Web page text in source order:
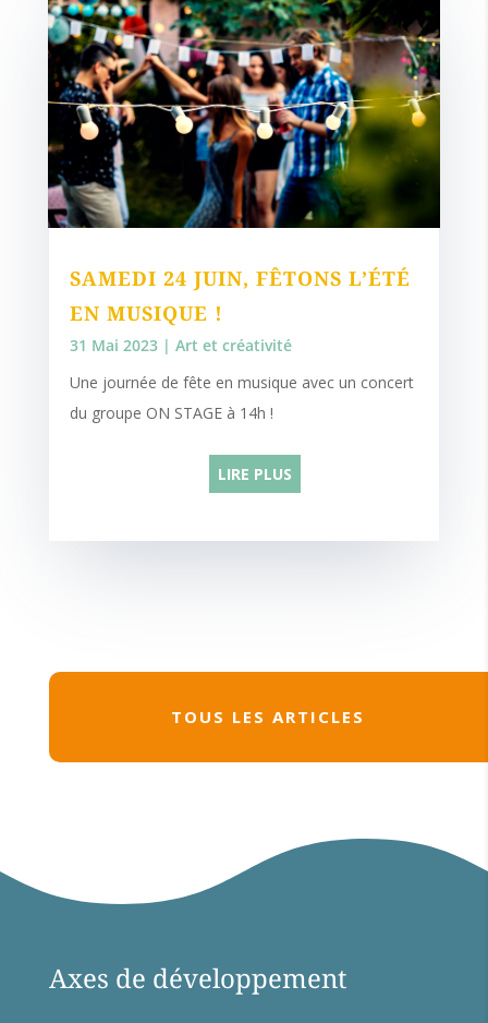
SAMEDI 24 JUIN, FÊTONS L’ÉTÉ
EN MUSIQUE !
31 Mai 2023| Art et créativité
Une journée de fête en musique avec un concert
du groupe ON STAGE à 14h !
LIRE PLUS
TOUS LES ARTICLES
Axes de développement